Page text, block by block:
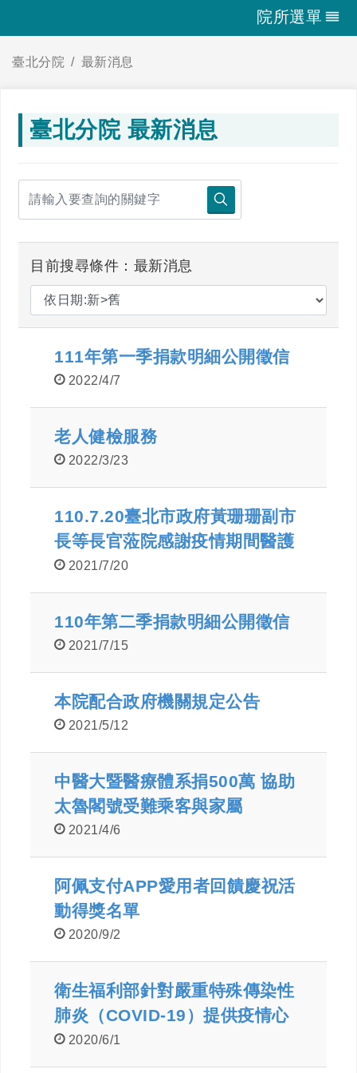
院所選單
臺北分院 最新消息
臺北分院 最新消息
目前搜尋條件：最新消息
111年第一季捐款明細公開徵信
2022/4/7
老人健檢服務
2022/3/23
110.7.20臺北市政府黃珊珊副市
長等長官蒞院感謝疫情期間醫護
同仁對內湖區民眾的醫療照護
2021/7/20
110年第二季捐款明細公開徵信
2021/7/15
本院配合政府機關規定公告
2021/5/12
中醫大暨醫療體系捐500萬 協助
太魯閣號受難乘客與家屬
2021/4/6
阿佩支付APP愛用者回饋慶祝活
動得獎名單
2020/9/2
衛生福利部針對嚴重特殊傳染性
肺炎（COVID-19）提供疫情心
理健康資訊
2020/6/1